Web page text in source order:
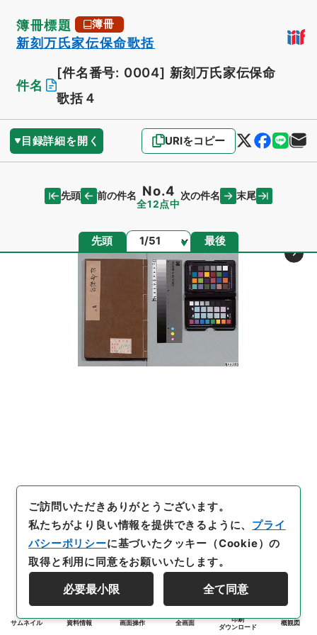
簿冊標題 簿冊
新刻万氏家伝保命歌括
件名
[件名番号: 0004] 新刻万氏家伝保命
歌括４
目録詳細を開く URIをコピー
先頭 前の件名 No.4
全12点中
次の件名 末尾
先頭 ページ 最後
サムネイル 資料情報 画面操作 全画面
印刷
ダウンロード
概観図
ご訪問いただきありがとうございます。
私たちがより良い情報を提供できるように、 プライ
バシーポリシーに基づいたクッキー（Cookie）の
取得と利用に同意をお願いいたします。
必要最小限 全て同意